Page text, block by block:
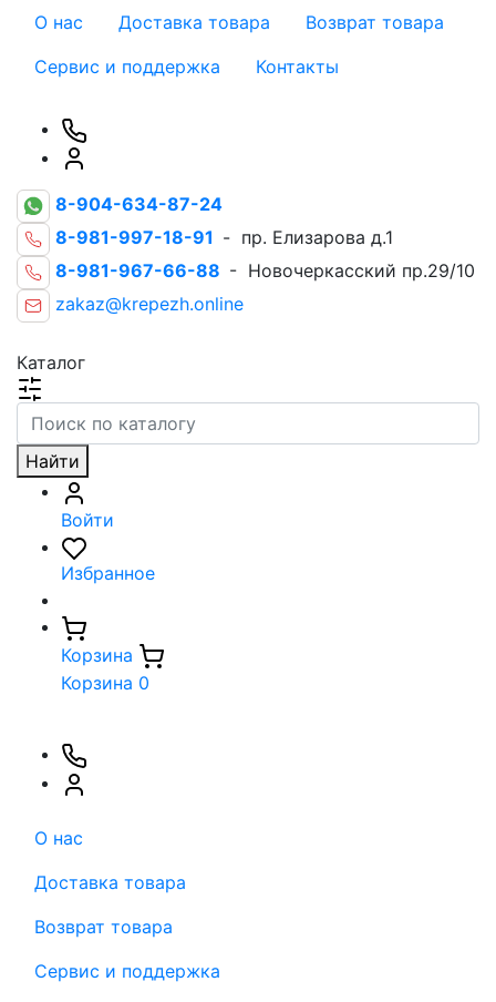
О нас Доставка товара
Возврат товара
Сервис и поддержка
Контакты
8-904-634-87-24
8-981-997-18-91 - пр. Елизарова д.1
8-981-967-66-88 - Новочеркасский пр.29/10
zakaz@krepezh.online
Каталог
Найти
Войти
Избранное
Корзина
Корзина 0
О нас
Доставка товара
Возврат товара
Сервис и поддержка